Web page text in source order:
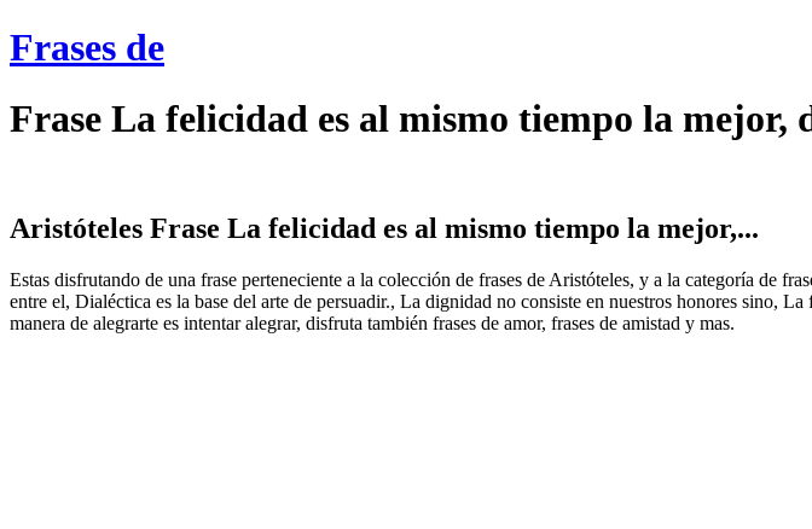
Frases de
Frase La felicidad es al mismo tiempo la mejor,
Aristóteles Frase La felicidad es al mismo tiempo la mejor,...
Estas disfrutando de una frase perteneciente a la colección de frases de Aristóteles, y a la categoría de
entre el, Dialéctica es la base del arte de persuadir., La dignidad no consiste en nuestros honores sino,
manera de alegrarte es intentar alegrar, disfruta también frases de amor, frases de amistad y mas.